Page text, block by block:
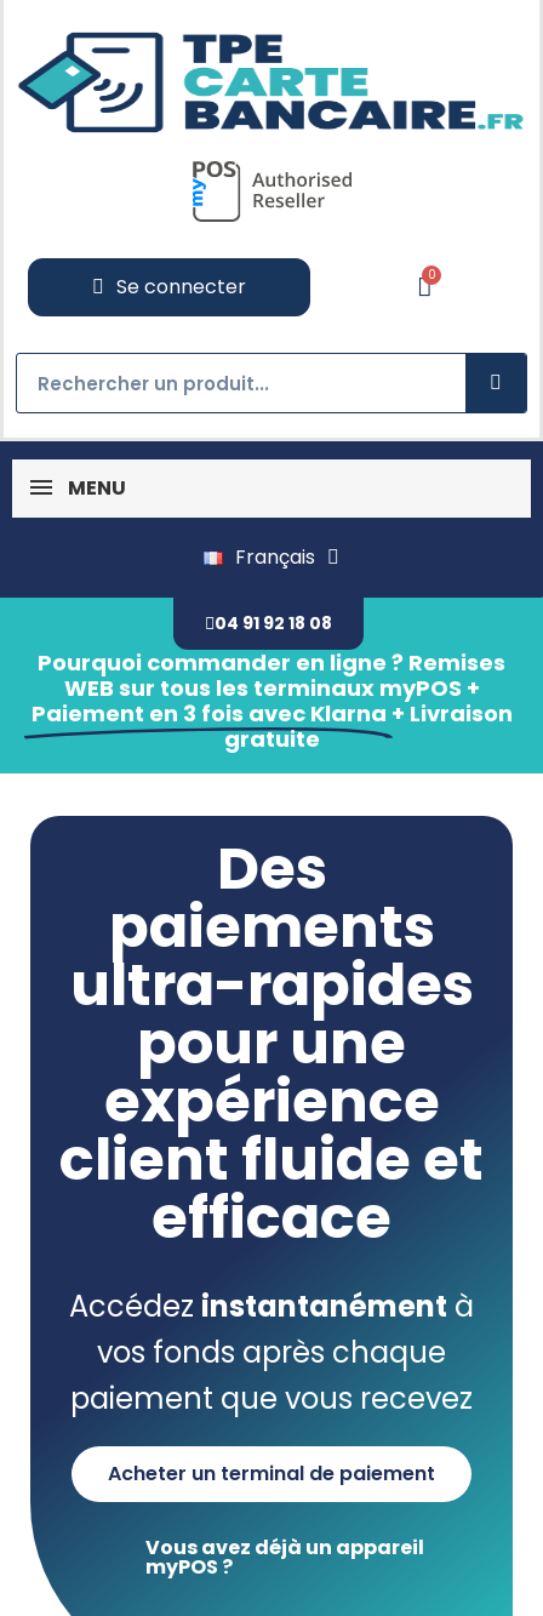
Se connecter
MENU
Français
04 91 92 18 08
Pourquoi commander en ligne ? Remises
WEB sur tous les terminaux myPOS +
Paiement en 3 fois avec Klarna + Livraison
gratuite
Des
paiements
ultra-rapides
pour une
expérience
client fluide et
efficace
Accédez instantanément à
vos fonds après chaque
paiement que vous recevez
Acheter un terminal de paiement
Vous avez déjà un appareil
myPOS ?